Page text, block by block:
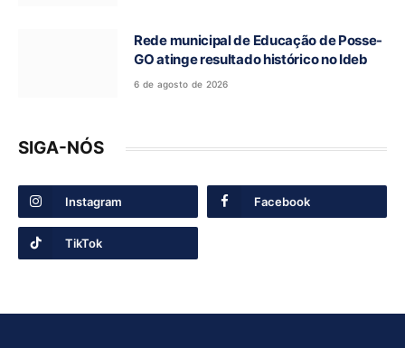
Rede municipal de Educação de Posse-
GO atinge resultado histórico no Ideb
6 de agosto de 2026
SIGA-NÓS
Instagram Facebook
TikTok